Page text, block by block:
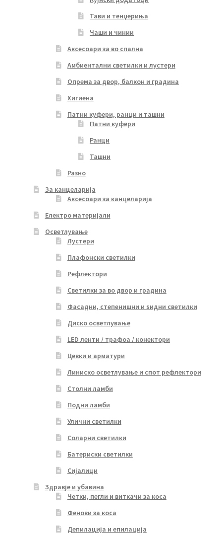
Тави и тенџериња
Чаши и чинии
Аксесоари за во спална
Амбиентални светилки и лустери
Опрема за двор, балкон и градина
Хигиена
Патни куфери, ранци и ташни
Патни куфери
Ранци
Ташни
Разно
За канцеларија
Аксесоари за канцеларија
Електро материјали
Осветлување
Лустери
Плафонски светилки
Рефлектори
Светилки за во двор и градина
Фасадни, степенишни и ѕидни светилки
Диско осветлување
LED ленти / трафоа / конектори
Цевки и арматури
Линиско осветлување и спот рефлектори
Столни ламби
Подни ламби
Улични светилки
Соларни светилки
Батериски светилки
Сијалици
Здравје и убавина
Четки, пегли и виткачи за коса
Фенови за коса
Депилација и епилација